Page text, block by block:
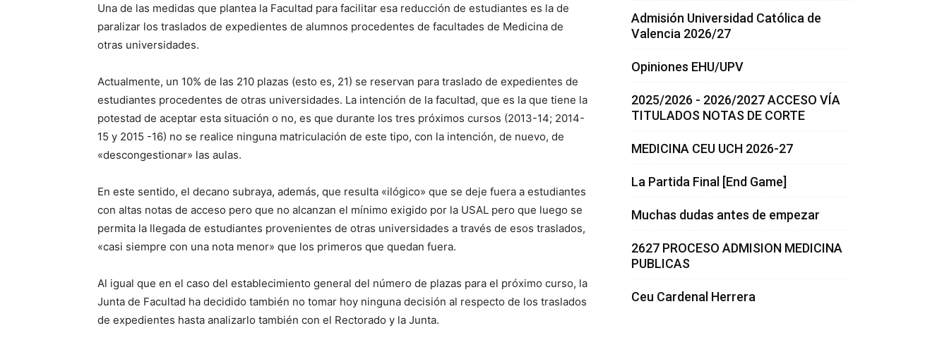
Una de las medidas que plantea la Facultad para facilitar esa reducción de estudiantes es la de
paralizar los traslados de expedientes de alumnos procedentes de facultades de Medicina de
otras universidades.
Actualmente, un 10% de las 210 plazas (esto es, 21) se reservan para traslado de expedientes de
estudiantes procedentes de otras universidades. La intención de la facultad, que es la que tiene la
potestad de aceptar esta situación o no, es que durante los tres próximos cursos (2013-14; 2014-
15 y 2015 -16) no se realice ninguna matriculación de este tipo, con la intención, de nuevo, de
«descongestionar» las aulas.
En este sentido, el decano subraya, además, que resulta «ilógico» que se deje fuera a estudiantes
con altas notas de acceso pero que no alcanzan el mínimo exigido por la USAL pero que luego se
permita la llegada de estudiantes provenientes de otras universidades a través de esos traslados,
«casi siempre con una nota menor» que los primeros que quedan fuera.
Al igual que en el caso del establecimiento general del número de plazas para el próximo curso, la
Junta de Facultad ha decidido también no tomar hoy ninguna decisión al respecto de los traslados
de expedientes hasta analizarlo también con el Rectorado y la Junta.
Admisión Universidad Católica de
Valencia 2026/27
Opiniones EHU/UPV
2025/2026 - 2026/2027 ACCESO VÍA
TITULADOS NOTAS DE CORTE
MEDICINA CEU UCH 2026-27
La Partida Final [End Game]
Muchas dudas antes de empezar
2627 PROCESO ADMISION MEDICINA
PUBLICAS
Ceu Cardenal Herrera